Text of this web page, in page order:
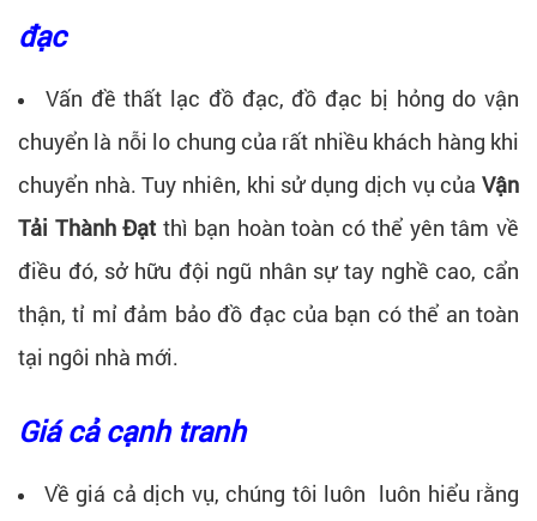
đạc
Vấn đề thất lạc đồ đạc, đồ đạc bị hỏng do vận
chuyển là nỗi lo chung của rất nhiều khách hàng khi
chuyển nhà. Tuy nhiên, khi sử dụng dịch vụ của Vận
Tải Thành Đạt thì bạn hoàn toàn có thể yên tâm về
điều đó, sở hữu đội ngũ nhân sự tay nghề cao, cẩn
thận, tỉ mỉ đảm bảo đồ đạc của bạn có thể an toàn
tại ngôi nhà mới.
Giá cả cạnh tranh
Về giá cả dịch vụ, chúng tôi luôn luôn hiểu rằng